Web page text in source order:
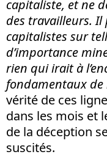
capitaliste, et ne
des travailleurs.
capitalistes sur
d’importance
rien qui irait à
fondamentaux de
vérité de ces
dans les mois et
de la déception
suscités.